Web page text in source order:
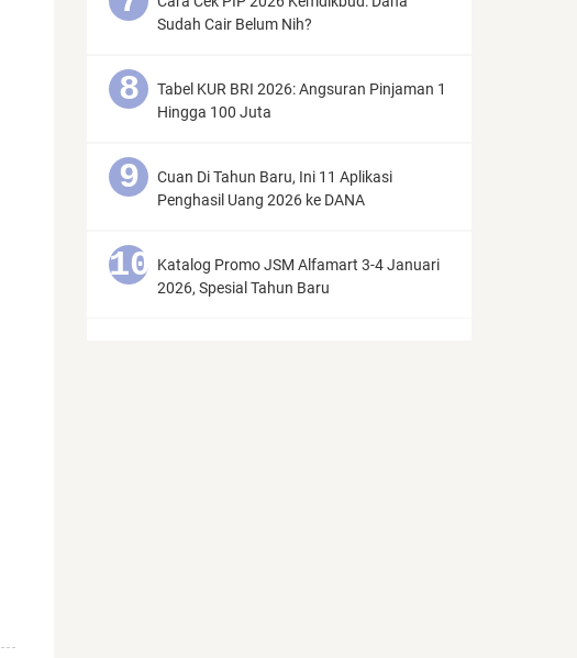
Sudah Cair Belum Nih?
Tabel KUR BRI 2026: Angsuran Pinjaman 1
Hingga 100 Juta
Cuan Di Tahun Baru, Ini 11 Aplikasi
Penghasil Uang 2026 ke DANA
Katalog Promo JSM Alfamart 3-4 Januari
2026, Spesial Tahun Baru